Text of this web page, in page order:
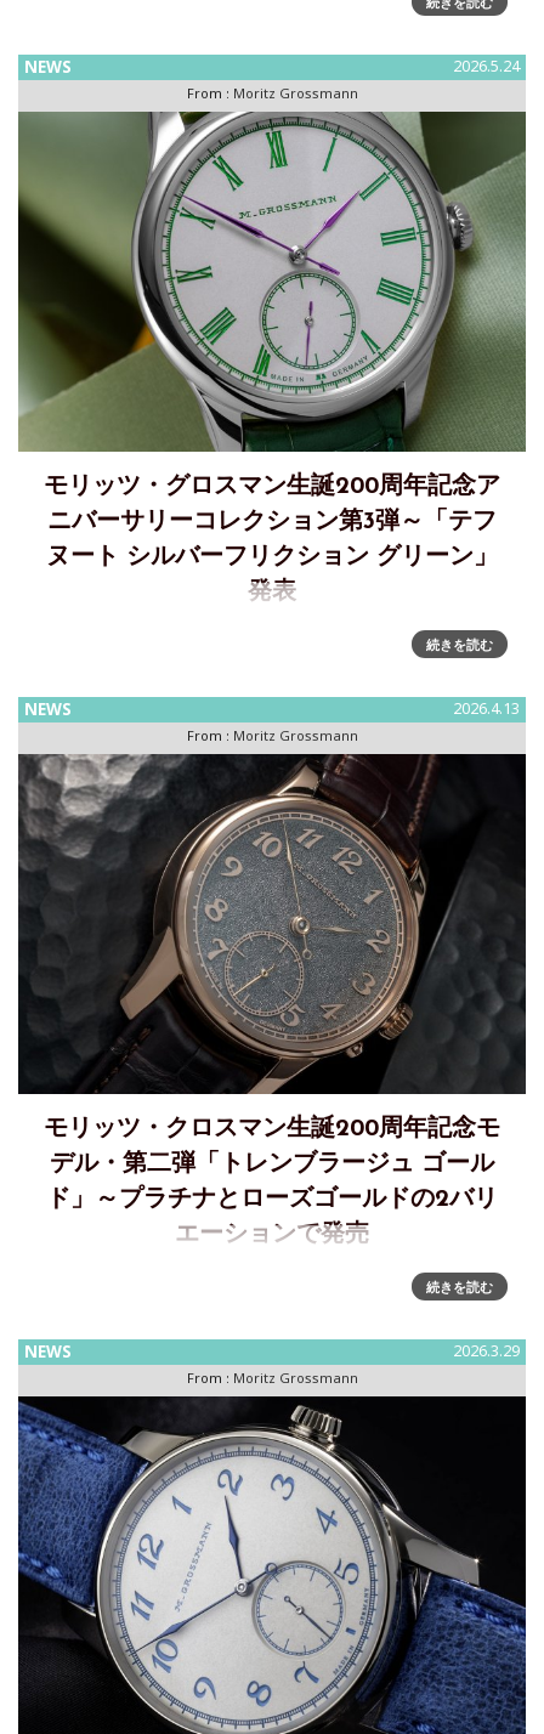
サリーコレクション、「バックページ トレンブラージュ」を
ックページ トレンブラージュ」。モリッツ・グロスマン生誕
200周
NEWS 2026.5.24
From : Moritz Grossmann
モリッツ・グロスマン生誕200周年記念ア
ニバーサリーコレクション第3弾～「テフ
ヌート シルバーフリクション グリーン」
発表
モリッツ・グロスマン生誕200周年を記念するアニバーサリー
コレクション第3弾～「テフヌート シルバーフリクション グ
して、ホワイトゴールドケースに加え、ブランド初となるイ
エロ
続きを読む
NEWS 2026.4.13
From : Moritz Grossmann
モリッツ・クロスマン生誕200周年記念モ
デル・第二弾「トレンブラージュ ゴール
ド」～プラチナとローズゴールドの2バリ
エーションで発売
モリッツ・グロスマン生誕200周年を記念するアニバーサリー
コレクション第２弾「トレンブラージュ ゴールド」を発表
モリッツ・グロスマンの生誕200周年を迎える2026年はグラ
スヒ
続きを読む
NEWS 2026.3.29
From : Moritz Grossmann